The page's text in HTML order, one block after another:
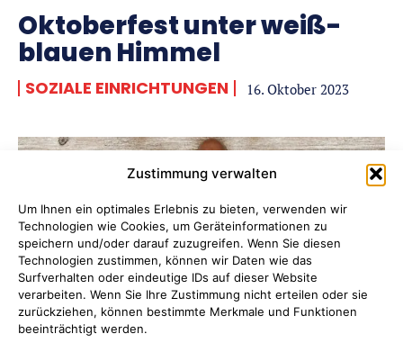
Zustimmung verwalten
Um Ihnen ein optimales Erlebnis zu bieten, verwenden wir
Technologien wie Cookies, um Geräteinformationen zu
speichern und/oder darauf zuzugreifen. Wenn Sie diesen
Technologien zustimmen, können wir Daten wie das
Surfverhalten oder eindeutige IDs auf dieser Website
verarbeiten. Wenn Sie Ihre Zustimmung nicht erteilen oder sie
zurückziehen, können bestimmte Merkmale und Funktionen
beeinträchtigt werden.
Oktoberfest unter weiß-
blauen Himmel
SOZIALE EINRICHTUNGEN 16. Oktober 2023